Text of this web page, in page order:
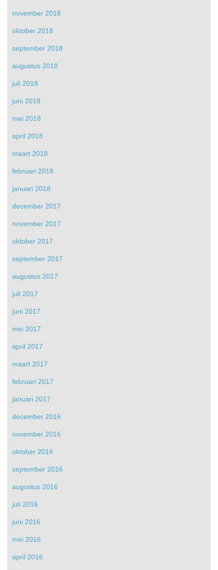
november 2018
oktober 2018
september 2018
augustus 2018
juli 2018
juni 2018
mei 2018
april 2018
maart 2018
februari 2018
januari 2018
december 2017
november 2017
oktober 2017
september 2017
augustus 2017
juli 2017
juni 2017
mei 2017
april 2017
maart 2017
februari 2017
januari 2017
december 2016
november 2016
oktober 2016
september 2016
augustus 2016
juli 2016
juni 2016
mei 2016
april 2016